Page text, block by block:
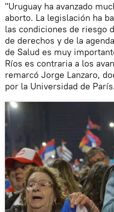
"Uruguay ha avanzado
aborto. La legislación ha
las condiciones de riesgo
de derechos y de la
de Salud es muy
Ríos es contraria a los
remarcó Jorge Lanzaro,
por la Universidad de